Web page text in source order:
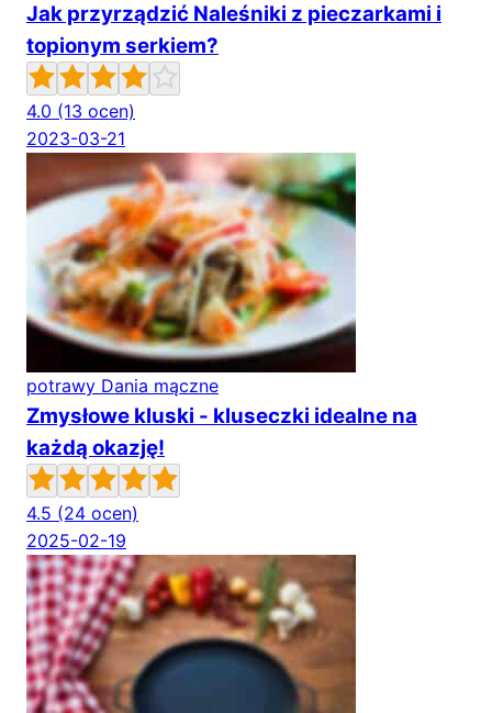
Jak przyrządzić Naleśniki z pieczarkami i
topionym serkiem?
4.0 (13 ocen)
2023-03-21
potrawy Dania mączne
Zmysłowe kluski - kluseczki idealne na
każdą okazję!
4.5 (24 ocen)
2025-02-19